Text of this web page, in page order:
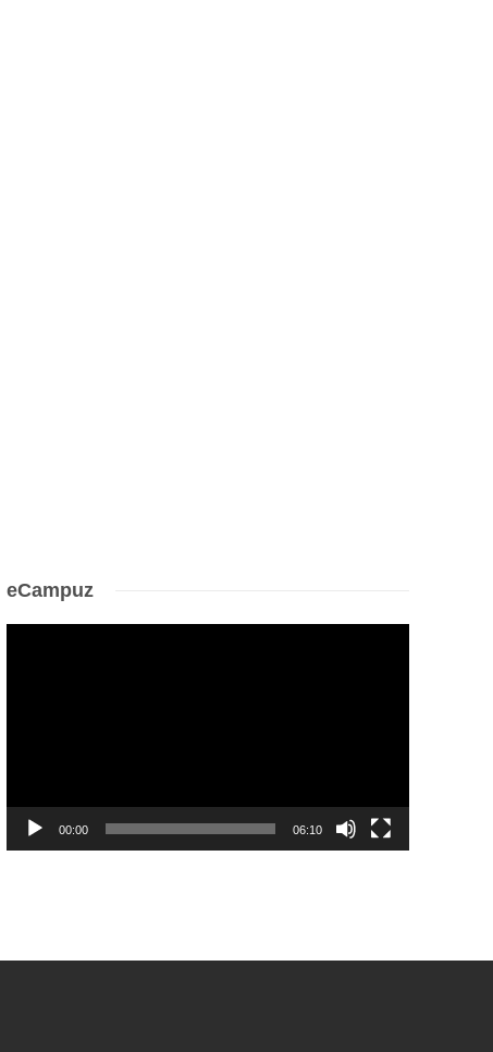
eCampuz
00:00 06:10